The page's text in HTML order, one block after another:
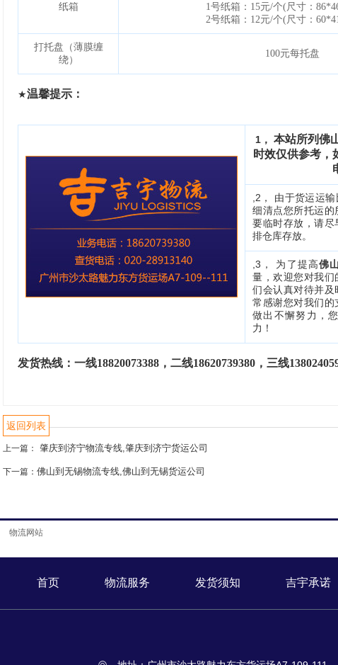
纸箱
1号纸箱： 15元/个( 尺寸：
2号纸箱： 12元/个( 尺寸：
打托盘（薄膜缠
绕）
100元每托盘
★温馨提示：
1， 本站所列佛
时效仅供参考，
,2， 由于货运运
细清点您所托运
要临时存放，请
排仓库存放。
,3， 为了提高佛
量，欢迎您对我
们会认真对待并
常感谢您对我们
做出不懈努力，
力！
发货热线：一线18820073388 ，二线18620739380 ，三线
返回列表
上一篇： 肇庆到济宁物流专线,肇庆到济宁货运公司
下一篇： 佛山到无锡物流专线,佛山到无锡货运公司
物流网站
首页 物流服务 发货须知 吉宇承诺